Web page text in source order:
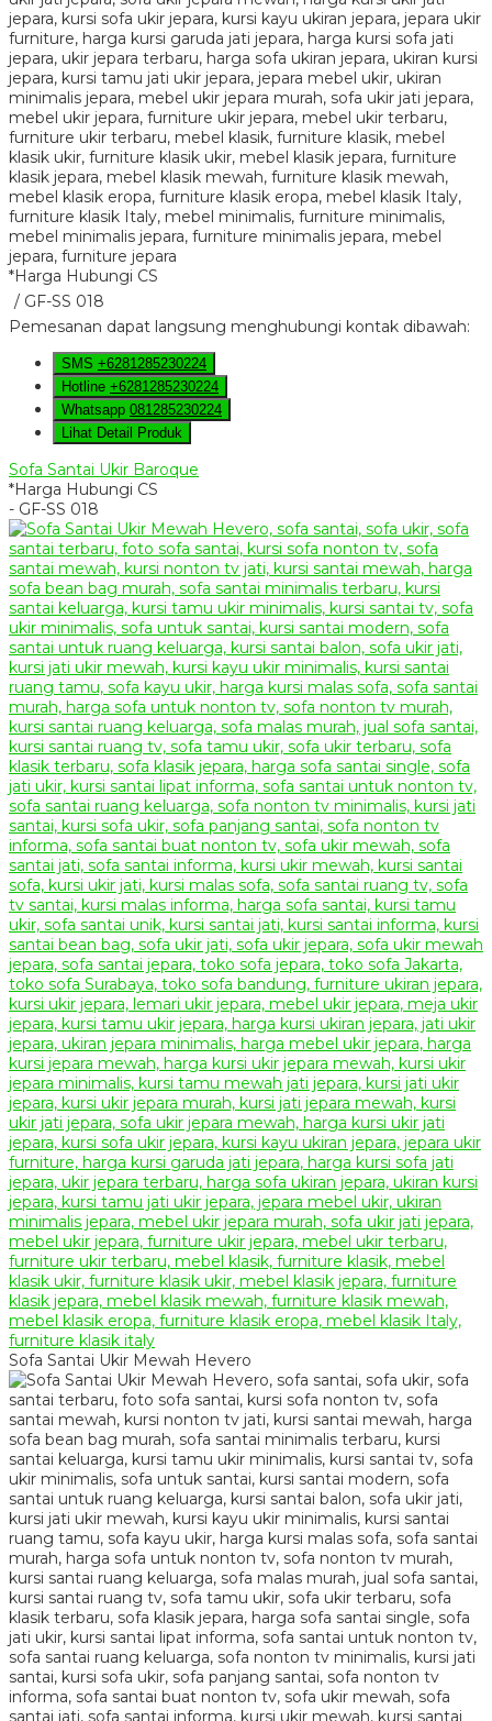
*Harga Hubungi CS
/ GF-SS 018
Pemesanan dapat langsung menghubungi kontak dibawah:
SMS +6281285230224
Hotline +6281285230224
Whatsapp 081285230224
Lihat Detail Produk
Sofa Santai Ukir Baroque
*Harga Hubungi CS
- GF-SS 018
Sofa Santai Ukir Mewah Hevero